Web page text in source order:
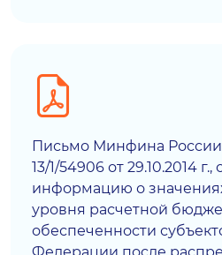
Письмо Минфина
13/1/54906 от 29.10.2014
информацию о
уровня расчетной
обеспеченности